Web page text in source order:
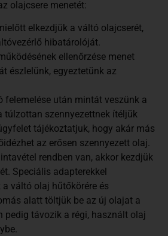
olajcsere menetét:
elkezdjük a váltó olajcserét,
hibatárolóját.
ellenőrzése menet
észlelünk, egyeztetünk az
felemelése után mintát veszünk a
túlzottan szennyezettnek ítéljük
tájékoztatjuk, hogy akár más
az erősen szennyezett olaj.
rendben van, akkor kezdjük
Speciális adapterekkel
váltó olaj hűtőkörére és
alatt töltjük be az új olajat a
pedig távozik a régi, használt olaj